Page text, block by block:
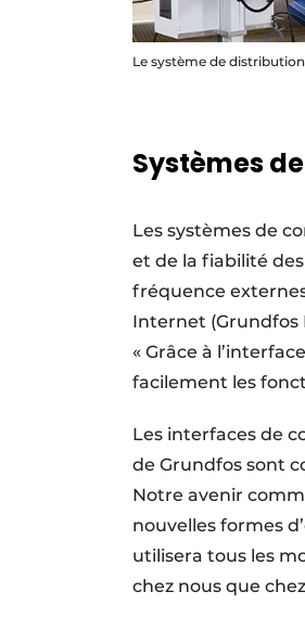
Le système de
Systèmes
Les systèmes de
et de la fiabilité
fréquence
Internet
« Grâce à
facilement les
Les interfaces de
de Grundfos sont
Notre avenir
nouvelles formes
utilisera tous les
chez nous que